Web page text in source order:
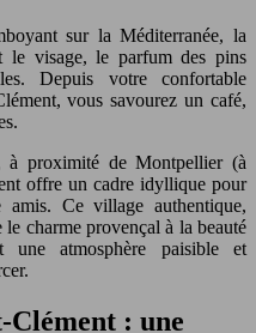
sur la Méditerranée, la
le visage, le parfum des pins
Depuis votre confortable
vous savourez un café,
à proximité de Montpellier (à
offre un cadre idyllique pour
Ce village authentique,
charme provençal à la beauté
atmosphère paisible et
Clément : une